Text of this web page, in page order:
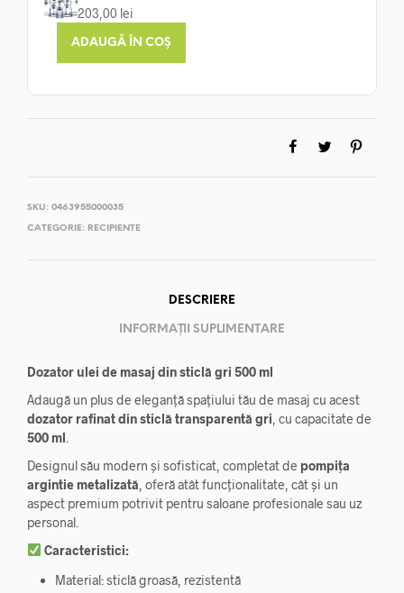
203,00 lei
ADAUGĂ ÎN COȘ
SKU: 0463955000035
CATEGORIE: RECIPIENTE
DESCRIERE
INFORMAȚII SUPLIMENTARE
Dozator ulei de masaj din sticlă gri 500 ml
Adaugă un plus de eleganță spațiului tău de masaj cu acest
dozator rafinat din sticlă transparentă gri , cu capacitate de
500 ml
Designul său modern și sofisticat, completat de pompița
argintie metalizată , oferă atât funcționalitate, cât și un
aspect premium potrivit pentru saloane profesionale sau uz
personal.
Caracteristici:
Material: sticlă groasă, rezistentă